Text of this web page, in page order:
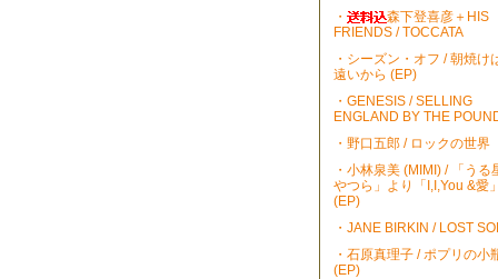
・
森下登喜彦＋HIS
FRIENDS / TOCCATA
・シーズン・オフ / 朝焼け
遠いから (EP)
・GENESIS / SELLING
ENGLAND BY THE
・野口五郎 / ロックの世界
・小林泉美 (MIMI) / 「うる
やつら」より「I,I,You &愛」
(EP)
・JANE BIRKIN / LOST
・石原真理子 / ポプリの小
(EP)